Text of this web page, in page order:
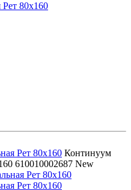
80x160
Рет 80x160 Континуум
610010002687 New
Рет 80x160